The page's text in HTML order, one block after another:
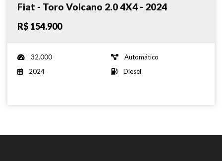
Fiat - Toro Volcano 2.0 4X4 - 2024
R$ 154.900
32.000
Automático
2024
Diesel